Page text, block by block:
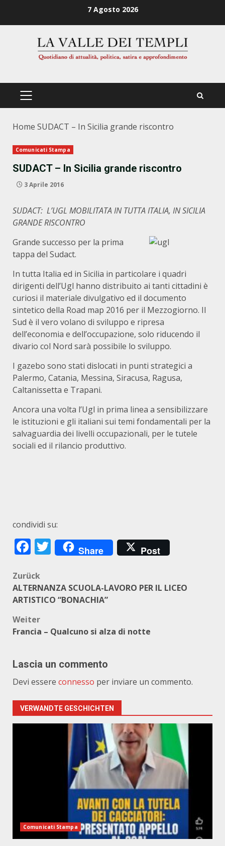
7 Agosto 2026
PRIMÄRES
Home SUDACT – In Sicilia grande riscontro
Comunicati Stampa
SUDACT – In Sicilia grande riscontro
3 Aprile 2016
SUDACT: L’UGL MOBILITATA IN TUTTA ITALIA, IN SICILIA
GRANDE RISCONTRO
Grande successo per la prima
tappa del Sudact.
In tutta Italia ed in Sicilia in particolare i quadri
dirigenti dell’Ugl hanno distribuito ai tanti cittadini è
curiosi il materiale divulgativo ed il documento
sintetico della Road map 2016 per il Mezzogiorno. Il
Sud è il vero volano di sviluppo e ripresa
dell’economia e dell’occupazione, solo riducendo il
divario col Nord sarà possibile lo sviluppo.
I gazebo sono stati dislocati in punti strategici a
Palermo, Catania, Messina, Siracusa, Ragusa,
Caltanissetta e Trapani.
Ancora una volta l’Ugl in prima linea a sensibilizzare
le istituzioni e gli italiani sui temi fondamentali per la
salvaguardia dei livelli occupazionali, per le tutele
sociali ed il rilancio produttivo.
condividi su:
Facebook
Twitter
Share Post
Beitragsnavigation
Zurück
ALTERNANZA SCUOLA-LAVORO PER IL LICEO
ARTISTICO “BONACHIA”
Weiter
Francia – Qualcuno si alza di notte
Lascia un commento
Devi essere connesso per inviare un commento.
VERWANDTE GESCHICHTEN
Comunicati Stampa